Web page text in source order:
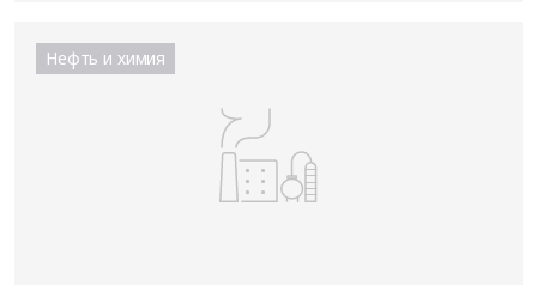
Нефть и химия